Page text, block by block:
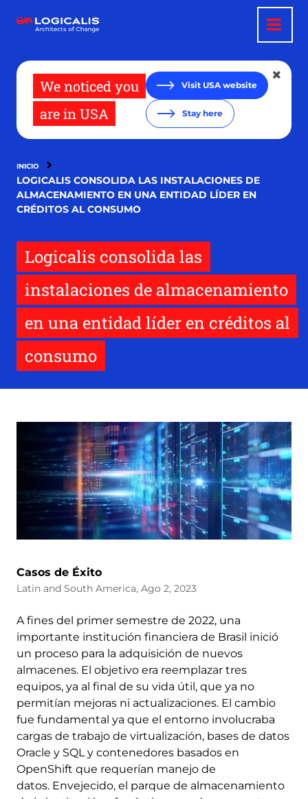
contenido
We noticed you
are in USA
Visit USA website
Stay here
INICIO
LOGICALIS CONSOLIDA LAS INSTALACIONES DE
ALMACENAMIENTO EN UNA ENTIDAD LÍDER EN
CRÉDITOS AL CONSUMO
Logicalis consolida las
instalaciones de almacenamiento
en una entidad líder en créditos al
consumo
Casos de Éxito
Latin and South America, Ago 2, 2023
A fines del primer semestre de 2022, una
importante institución financiera de Brasil inició
un proceso para la adquisición de nuevos
almacenes. El objetivo era reemplazar tres
equipos, ya al final de su vida útil, que ya no
permitían mejoras ni actualizaciones. El cambio
fue fundamental ya que el entorno involucraba
cargas de trabajo de virtualización, bases de datos
Oracle y SQL y contenedores basados ​​en
OpenShift que requerían manejo de
datos. Envejecido, el parque de almacenamiento